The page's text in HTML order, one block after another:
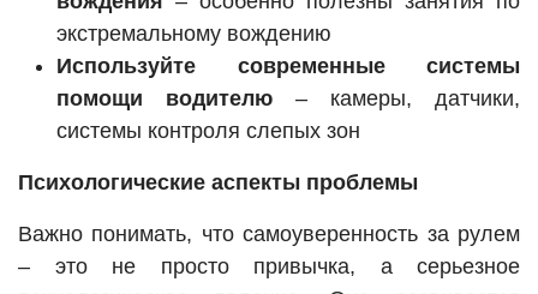
экстремальному вождению
Используйте современные системы
помощи водителю – камеры, датчики,
системы контроля слепых зон
Психологические аспекты проблемы
Важно понимать, что самоуверенность за рулем
– это не просто привычка, а серьезное